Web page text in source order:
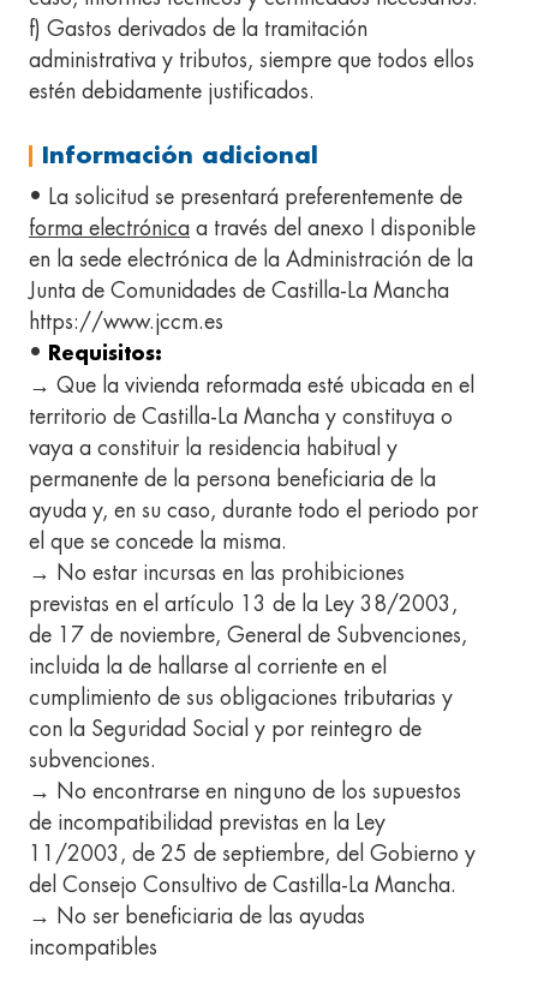
f) Gastos derivados de la tramitación
administrativa y tributos, siempre que todos ellos
estén debidamente justificados.
Información adicional
• La solicitud se presentará preferentemente de
forma electrónica a través del anexo I disponible
en la sede electrónica de la Administración de la
Junta de Comunidades de Castilla-La Mancha
https://www.jccm.es
•
Requisitos:
→ Que la vivienda reformada esté ubicada en el
territorio de Castilla-La Mancha y constituya o
vaya a constituir la residencia habitual y
permanente de la persona beneficiaria de la
ayuda y, en su caso, durante todo el periodo por
el que se concede la misma.
→ No estar incursas en las prohibiciones
previstas en el artículo 13 de la Ley 38/2003,
de 17 de noviembre, General de Subvenciones,
incluida la de hallarse al corriente en el
cumplimiento de sus obligaciones tributarias y
con la Seguridad Social y por reintegro de
subvenciones.
→ No encontrarse en ninguno de los supuestos
de incompatibilidad previstas en la Ley
11/2003, de 25 de septiembre, del Gobierno y
del Consejo Consultivo de Castilla-La Mancha.
→ No ser beneficiaria de las ayudas
incompatibles